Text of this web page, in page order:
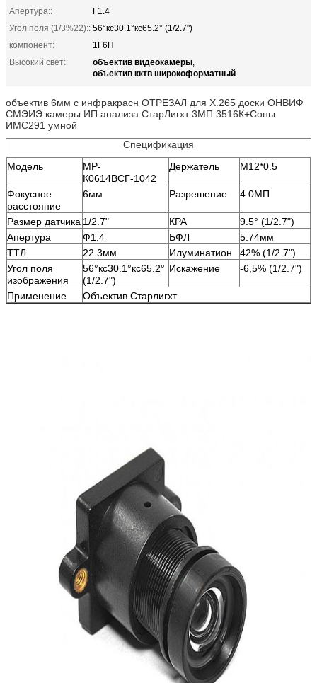
Апертура::
F1.4
Угол поля (1/3%22):: 56°кс30.1°кс65.2° (1/2.7")
компонент:
1Г6П
Высокий свет:
объектив видеокамеры,
объектив кктв широкоформатный
объектив 6мм с инфракрасн ОТРЕЗАЛ для Х.265 доски ОНВИФ
СМЭИЭ камеры ИП анализа СтарЛигхт 3МП 3516К+Соны
ИМС291 умной
Спецификация
Модель
МР-
К0614ВСГ-1042
Держатель М12*0.5
Фокусное
расстояние
6мм Разрешение 4.0МП
Размер датчика 1/2.7" КРА
9.5° (1/2.7")
Апертура
Ф1.4 БФЛ
5.74мм
ТТЛ
22.3мм Илуминатион
42% (1/2.7")
Угол поля
изображения
56°кс30.1°кс65.2°
(1/2.7")
Искажение -6,5% (1/2.7")
Применение Объектив Старлигхт